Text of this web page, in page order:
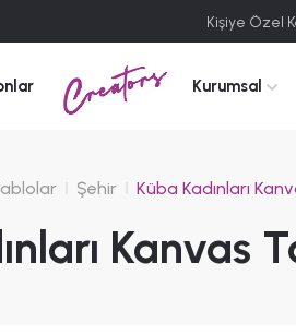
Kişiye Özel
Creators Kurumsal
Şehir Küba Kadınları
Kanvas